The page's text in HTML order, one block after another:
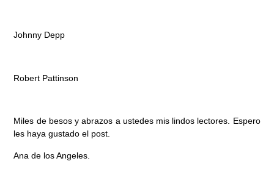
Johnny Depp
Robert Pattinson
Miles de besos y abrazos a ustedes mis lindos lectores. Espero
les haya gustado el post.
Ana de los Angeles.